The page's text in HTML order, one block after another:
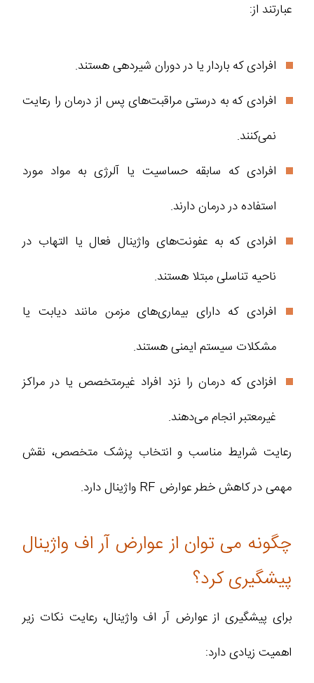
عبارتند از:
افرادی که باردار یا در دوران شیردهی هستند.
افرادی که به درستی مراقبت‌های پس از درمان را رعایت
نمی‌کنند.
افرادی که سابقه حساسیت یا آلرژی به مواد مورد
استفاده در درمان دارند.
افرادی که به عفونت‌های واژینال فعال یا التهاب در
ناحیه تناسلی مبتلا هستند.
افرادی که دارای بیماری‌های مزمن مانند دیابت یا
مشکلات سیستم ایمنی هستند.
افزادی که درمان را نزد افراد غیرمتخصص یا در مراکز
غیرمعتبر انجام می‌دهند.
رعایت شرایط مناسب و انتخاب پزشک متخصص، نقش
مهمی در کاهش خطر عوارض RF واژینال دارد.
چگونه می‌ توان از عوارض آر اف واژینال
پیشگیری کرد؟
برای پیشگیری از عوارض آر اف واژینال، رعایت نکات زیر
اهمیت زیادی دارد: